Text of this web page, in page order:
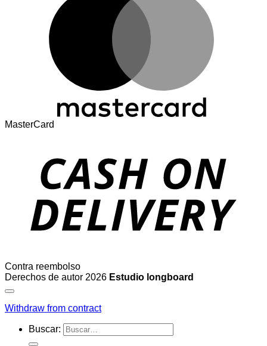
MasterCard
Contra reembolso
Derechos de autor 2026 Estudio longboard
Withdraw from contract
Buscar: